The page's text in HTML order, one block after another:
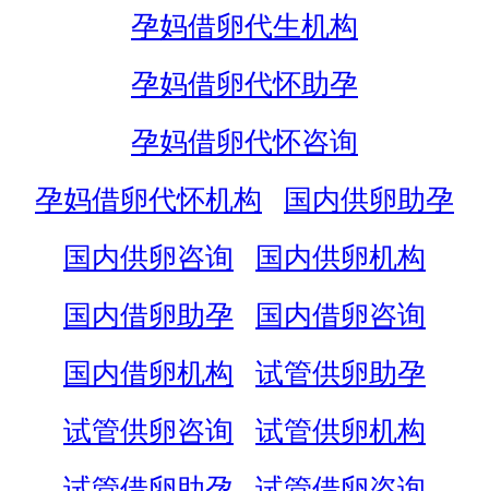
孕妈借卵代生机构
孕妈借卵代怀助孕
孕妈借卵代怀咨询
孕妈借卵代怀机构
国内供卵助孕
国内供卵咨询
国内供卵机构
国内借卵助孕
国内借卵咨询
国内借卵机构
试管供卵助孕
试管供卵咨询
试管供卵机构